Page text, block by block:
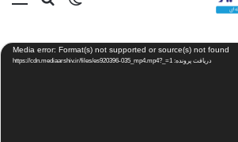
Media error: Format(s) not supported or source(s) not found
دریافت پرونده: https://cdn.mediaarshiv.ir/files/es920396-035_mp4.mp4?_=1